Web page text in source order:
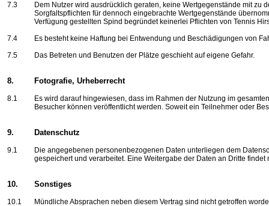
7.3
Dem Nutzer wird ausdrücklich geraten, keine Wertgegenstände mit
Sorgfaltspflichten für dennoch eingebrachte Wertgegenstände
Verfügung gestellten Spind begründet keinerlei Pflichten von Tennis
7.4
Es besteht keine Haftung bei Entwendung und Beschädigungen von
7.5
Das Betreten und Benutzen der Plätze geschieht auf eigene Gefahr.
8. Fotografie, Urheberrecht
8.1
Es wird darauf hingewiesen, dass im Rahmen der Nutzung im
Besucher können veröffentlicht werden. Soweit ein Teilnehmer oder
9. Datenschutz
9.1
Die angegebenen personenbezogenen Daten unterliegen dem
gespeichert und verarbeitet. Eine Weitergabe der Daten an Dritte findet
10. Sonstiges
10.1 Mündliche Absprachen neben diesem Vertrag sind nicht getroffen